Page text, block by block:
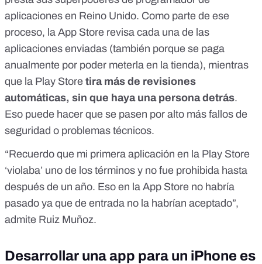
aplicaciones en Reino Unido. Como parte de ese
proceso, la App Store revisa cada una de las
aplicaciones enviadas (también porque se paga
anualmente por poder meterla en la tienda), mientras
que la Play Store tira más de revisiones
automáticas, sin que haya una persona detrás.
Eso puede hacer que se pasen por alto más fallos de
seguridad o problemas técnicos.
“Recuerdo que mi primera aplicación en la Play Store
‘violaba’ uno de los términos y no fue prohibida hasta
después de un año. Eso en la App Store no habría
pasado ya que de entrada no la habrían aceptado”,
admite Ruiz Muñoz.
Desarrollar una app para un iPhone es